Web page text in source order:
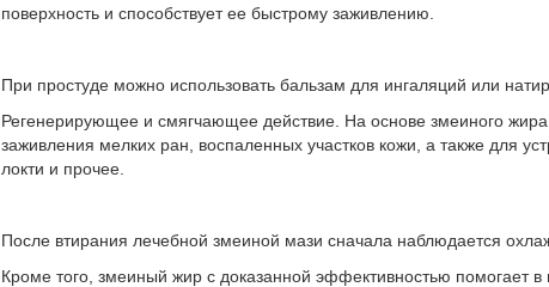
поверхность и способствует ее быстрому заживлению.
При простуде можно использовать бальзам для ингаляций или
Регенерирующее и смягчающее действие. На основе змеиного
заживления мелких ран, воспаленных участков кожи, а также для
локти и прочее.
После втирания лечебной змеиной мази сначала наблюдается
Кроме того, змеиный жир с доказанной эффективностью помогает в